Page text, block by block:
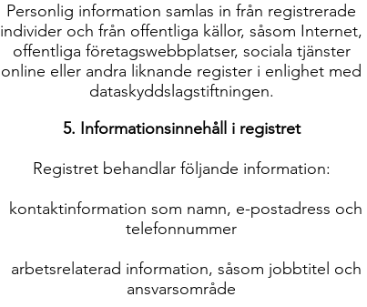
Personlig information samlas in från registrerade
individer och från offentliga källor, såsom Internet,
offentliga företagswebbplatser, sociala tjänster
online eller andra liknande register i enlighet med
dataskyddslagstiftningen.
5. Informationsinnehåll i registret
Registret behandlar följande information:
kontaktinformation som namn, e-postadress och
telefonnummer
arbetsrelaterad information, såsom jobbtitel och
ansvarsområde